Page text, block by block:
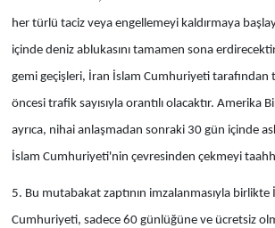
her türlü taciz veya engellemeyi kaldırmaya
içinde deniz ablukasını tamamen sona
gemi geçişleri, İran İslam Cumhuriyeti tarafından
öncesi trafik sayısıyla orantılı olacaktır. Amerika
ayrıca, nihai anlaşmadan sonraki 30 gün içinde
İslam Cumhuriyeti'nin çevresinden çekmeyi
5. Bu mutabakat zaptının imzalanmasıyla birlikte
Cumhuriyeti, sadece 60 günlüğüne ve ücretsiz